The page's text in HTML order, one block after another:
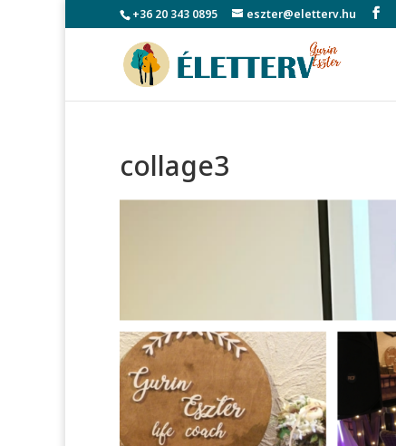
+36 20 343 0895 eszter@eletterv.hu
collage3